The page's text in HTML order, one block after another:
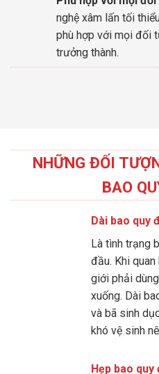
nghệ xâm lấn tối
phù hợp với mọi đối
trưởng thành.
NHỮNG ĐỐI
BAO
Dài bao quy
Là tình trạng
đầu. Khi
giới phải
xuống. Dài
và bã sinh
khó vệ sinh
Hẹp bao quy